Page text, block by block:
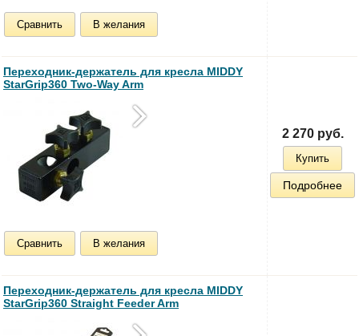
Сравнить В желания
Переходник-держатель для кресла MIDDY
StarGrip360 Two-Way Arm
Сравнить В желания
2 270 руб.
Купить
Подробнее
Переходник-держатель для кресла MIDDY
StarGrip360 Straight Feeder Arm